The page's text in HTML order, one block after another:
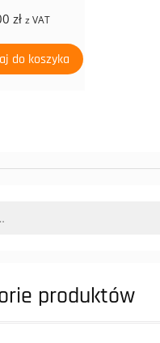
zł z VAT
do koszyka
produktów